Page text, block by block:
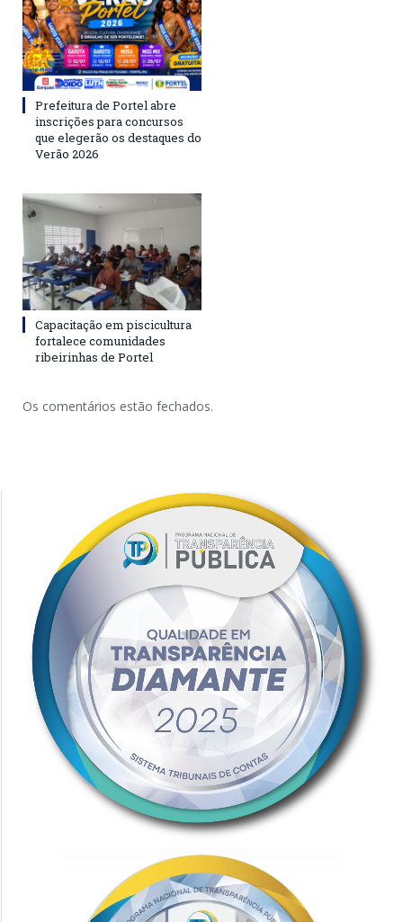
Prefeitura de Portel abre
inscrições para concursos
que elegerão os destaques do
Verão 2026
Capacitação em piscicultura
fortalece comunidades
ribeirinhas de Portel
Os comentários estão fechados.